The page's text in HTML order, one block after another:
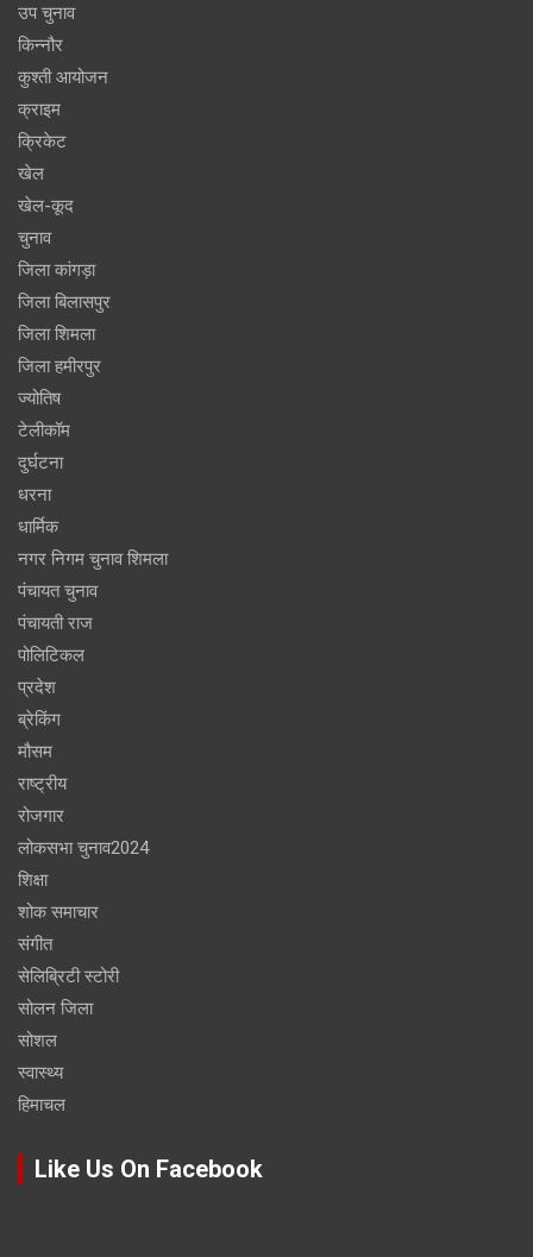
उप चुनाव
किन्नौर
कुश्ती आयोजन
क्राइम
क्रिकेट
खेल
खेल-कूद
चुनाव
जिला कांगड़ा
जिला बिलासपुर
जिला शिमला
जिला हमीरपुर
ज्योतिष
टेलीकॉम
दुर्घटना
धरना
धार्मिक
नगर निगम चुनाव शिमला
पंचायत चुनाव
पंचायती राज
पोलिटिकल
प्रदेश
ब्रेकिंग
मौसम
राष्ट्रीय
रोजगार
लोकसभा चुनाव2024
शिक्षा
शोक समाचार
संगीत
सेलिब्रिटी स्टोरी
सोलन जिला
सोशल
स्वास्थ्य
हिमाचल
Like Us On Facebook